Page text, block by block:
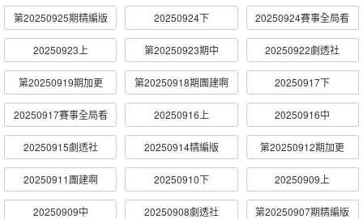
第20250925期精編版 20250924下 20250924賽事全局看
20250923上 第20250923期中 20250922劇透社
第20250919期加更 第20250918期團建啊 20250917下
20250917賽事全局看 20250916上 20250916中
20250915劇透社 20250914精編版 第20250912期加更
20250911團建啊 20250910下 20250909上
20250909中 20250908劇透社 第20250907期精編版